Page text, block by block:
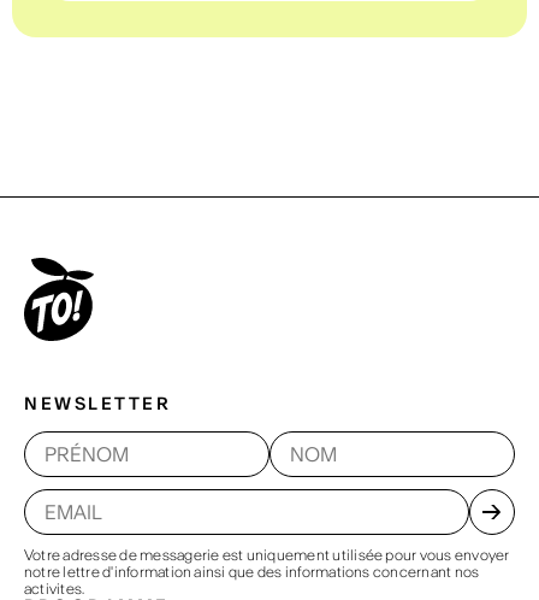
NEWSLETTER
Votre adresse de messagerie est uniquement utilisée pour vous envoyer
notre lettre d'information ainsi que des informations concernant nos
activites.